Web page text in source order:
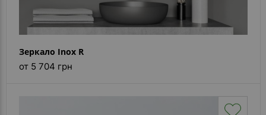
Зеркало Inox R
от 5 704 грн